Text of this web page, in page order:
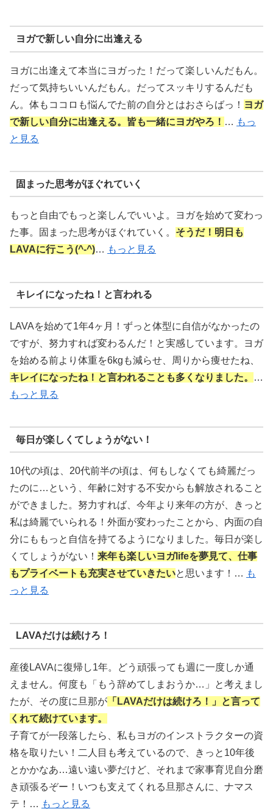
ヨガで新しい自分に出逢える
ヨガに出逢えて本当にヨガった！だって楽しいんだもん。
だって気持ちいいんだもん。だってスッキリするんだも
ん。体もココロも悩んでた前の自分とはおさらばっ！ ヨガ
で新しい自分に出逢える。皆も一緒にヨガやろ！ … もっ
と見る
固まった思考がほぐれていく
もっと自由でもっと楽しんでいいよ。ヨガを始めて変わっ
た事。固まった思考がほぐれていく。 そうだ！明日も
LAVAに行こう(^-^)… もっと見る
キレイになったね！と言われる
LAVAを始めて1年4ヶ月！ずっと体型に自信がなかったの
ですが、努力すれば変わるんだ！と実感しています。ヨガ
を始める前より体重を6kgも減らせ、周りから痩せたね、
キレイになったね！と言われることも多くなりました。
…
もっと見る
毎日が楽しくてしょうがない！
10代の頃は、20代前半の頃は、何もしなくても綺麗だっ
たのに…という、年齢に対する不安からも解放されること
ができました。努力すれば、今年より来年の方が、きっと
私は綺麗でいられる！外面が変わったことから、内面の自
分にももっと自信を持てるようになりました。毎日が楽し
くてしょうがない！ 来年も楽しいヨガlifeを夢見て、仕事
もプライベートも充実させていきたいと思います！… も
っと見る
LAVAだけは続けろ！
産後LAVAに復帰し1年。どう頑張っても週に一度しか通
えません。何度も「もう辞めてしまおうか…」と考えまし
たが、その度に旦那が 「LAVAだけは続けろ！」と言って
くれて続けています。
子育てが一段落したら、私もヨガのインストラクターの資
格を取りたい！二人目も考えているので、きっと10年後
とかかなあ…遠い遠い夢だけど、それまで家事育児自分磨
き頑張るぞー！いつも支えてくれる旦那さんに、ナマス
テ！… もっと見る